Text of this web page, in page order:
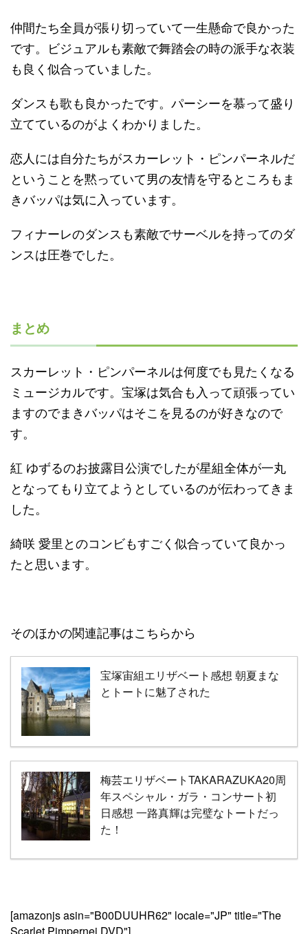
仲間たち全員が張り切っていて一生懸命で良かった
です。ビジュアルも素敵で舞踏会の時の派手な衣装
も良く似合っていました。
ダンスも歌も良かったです。パーシーを慕って盛り
立てているのがよくわかりました。
恋人には自分たちがスカーレット・ピンパーネルだ
ということを黙っていて男の友情を守るところもま
きバッパは気に入っています。
フィナーレのダンスも素敵でサーベルを持ってのダ
ンスは圧巻でした。
まとめ
スカーレット・ピンパーネルは何度でも見たくなる
ミュージカルです。宝塚は気合も入って頑張ってい
ますのでまきバッパはそこを見るのが好きなので
す。
紅 ゆずるのお披露目公演でしたが星組全体が一丸
となってもり立てようとしているのが伝わってきま
した。
綺咲 愛里とのコンビもすごく似合っていて良かっ
たと思います。
そのほかの関連記事はこちらから
宝塚宙組エリザベート感想 朝夏まな
とトートに魅了された
梅芸エリザベートTAKARAZUKA20周
年スペシャル・ガラ・コンサート初
日感想 一路真輝は完璧なトートだっ
た！
[amazonjs asin="B00DUUHR62" locale="JP" title="The
Scarlet Pimpernei DVD"]